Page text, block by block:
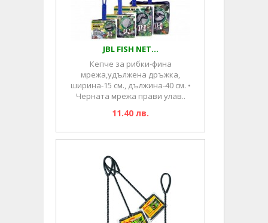
JBL FISH NET...
Кепче за рибки-фина
мрежа,удължена дръжка,
ширина-15 см., дължина-40 см. •
Черната мрежа прави улав..
11.40 лв.